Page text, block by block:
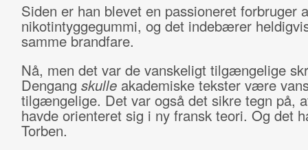
Siden er han blevet en passioneret forbruger
nikotintyggegummi, og det indebærer
samme brandfare.
Nå, men det var de vanskeligt tilgængelige
Dengang skulleakademiske tekster være
tilgængelige. Det var også det sikre tegn på,
havde orienteret sig i ny fransk teori. Og det
Torben.